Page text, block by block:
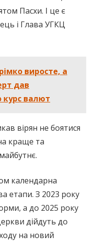
Пасхи. І це є
і Глава УГКЦ
виросте, а
дав
курс валют
вірян не боятися
краще та
календарна
етапи. З 2023 року
а до 2025 року
дійдуть до
на новий